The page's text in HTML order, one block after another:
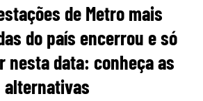
de Metro mais
do país encerrou e só
nesta data: conheça as
alternativas